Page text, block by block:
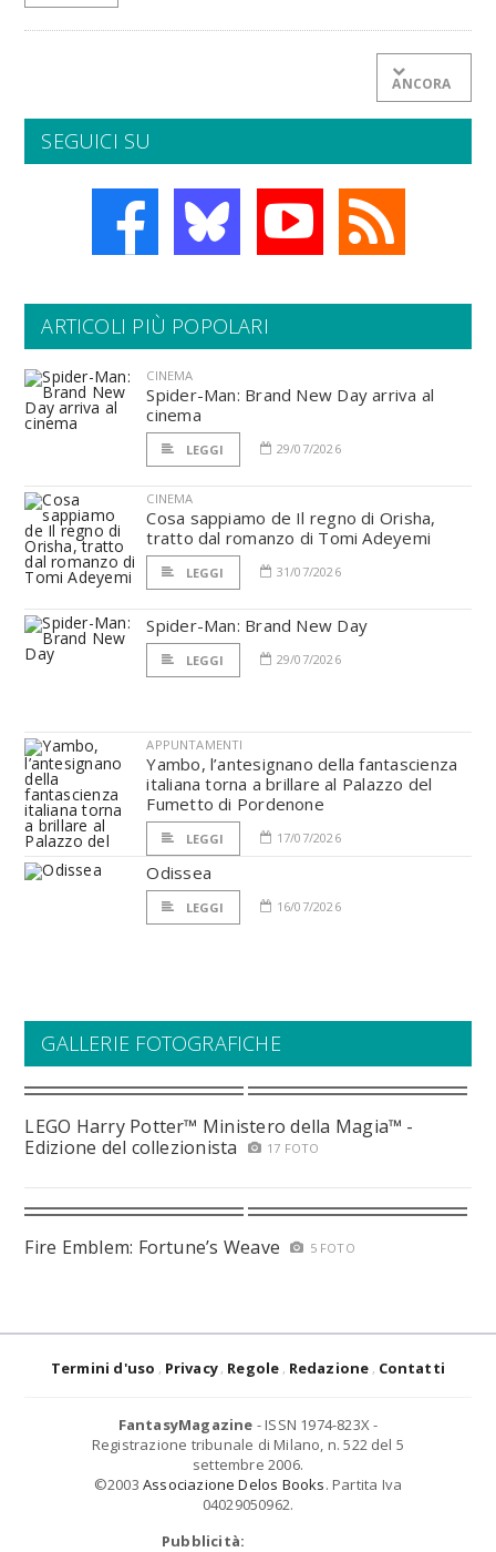
ANCORA
SEGUICI SU
ARTICOLI PIÙ POPOLARI
CINEMA
Spider-Man: Brand New Day arriva al
cinema
LEGGI 29/07/2026
CINEMA
Cosa sappiamo de Il regno di Orisha,
tratto dal romanzo di Tomi Adeyemi
LEGGI 31/07/2026
Spider-Man: Brand New Day
LEGGI 29/07/2026
APPUNTAMENTI
Yambo, l’antesignano della fantascienza
italiana torna a brillare al Palazzo del
Fumetto di Pordenone
LEGGI 17/07/2026
Odissea
LEGGI 16/07/2026
GALLERIE FOTOGRAFICHE
LEGO Harry Potter™ Ministero della Magia™ -
Edizione del collezionista
17 FOTO
Fire Emblem: Fortune’s Weave 5 FOTO
Termini d'uso Privacy Regole Redazione Contatti
FantasyMagazine - ISSN 1974-823X -
Registrazione tribunale di Milano, n. 522 del 5
settembre 2006.
©2003 Associazione Delos Books. Partita Iva
04029050962.
Pubblicità: